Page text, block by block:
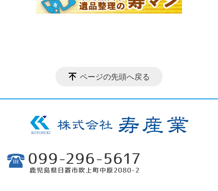
ページの先頭へ戻る